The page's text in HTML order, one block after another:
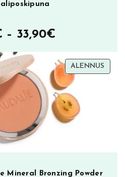
– 33,90€
8,00€
–
33,90€
ALENNUS
Mineral Bronzing Powder